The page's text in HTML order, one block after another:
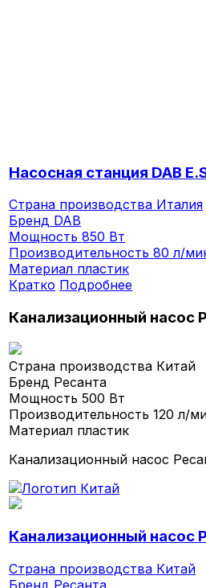
Насосная станция DAB
Страна производства Италия
Бренд DAB
Мощность850 Вт
Производительность80 л/
Материал пластик
Кратко Подробнее
Канализационный насос
Страна производства Китай
Бренд Ресанта
Мощность500 Вт
Производительность120 л/
Материал пластик
Канализационный насос
Канализационный насос
Страна производства Китай